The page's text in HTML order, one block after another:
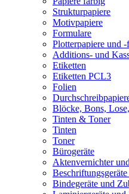
Strukturpapiere
Motivpapiere
Formulare
Plotterpapiere und
Additions- und
Etiketten
Etiketten PCL3
Folien
Blöcke, Bons,
Tinten & Toner
Tinten
Toner
Bürogeräte
Aktenvernichter
Bindegeräte und